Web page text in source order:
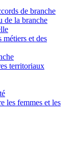
de branche
de la branche
et des
territoriaux
les femmes et les